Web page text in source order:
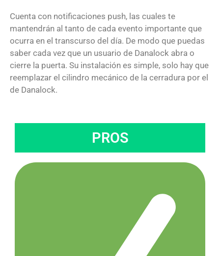
Cuenta con notificaciones push, las cuales te
mantendrán al tanto de cada evento importante que
ocurra en el transcurso del día. De modo que puedas
saber cada vez que un usuario de Danalock abra o
cierre la puerta. Su instalación es simple, solo hay que
reemplazar el cilindro mecánico de la cerradura por el
de Danalock.
PROS